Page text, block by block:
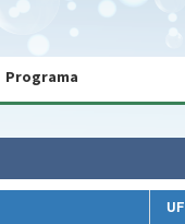
e dos Direitos Humanos
Planalto
Programa
UF